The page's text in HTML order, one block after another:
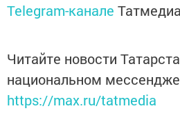
Telegram-канале Татмедиа
Читайте новости
национальном
https://max.ru/tatmedia